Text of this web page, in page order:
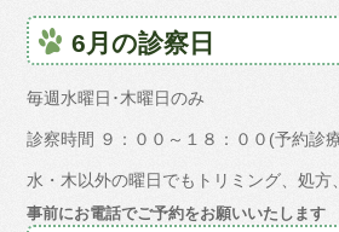
6月の診察日
毎週水曜日･木曜日のみ
診察時間 ９：００～１８：００(予約診
水・木以外の曜日でもトリミング、処方
事前にお電話でご予約をお願いいたします